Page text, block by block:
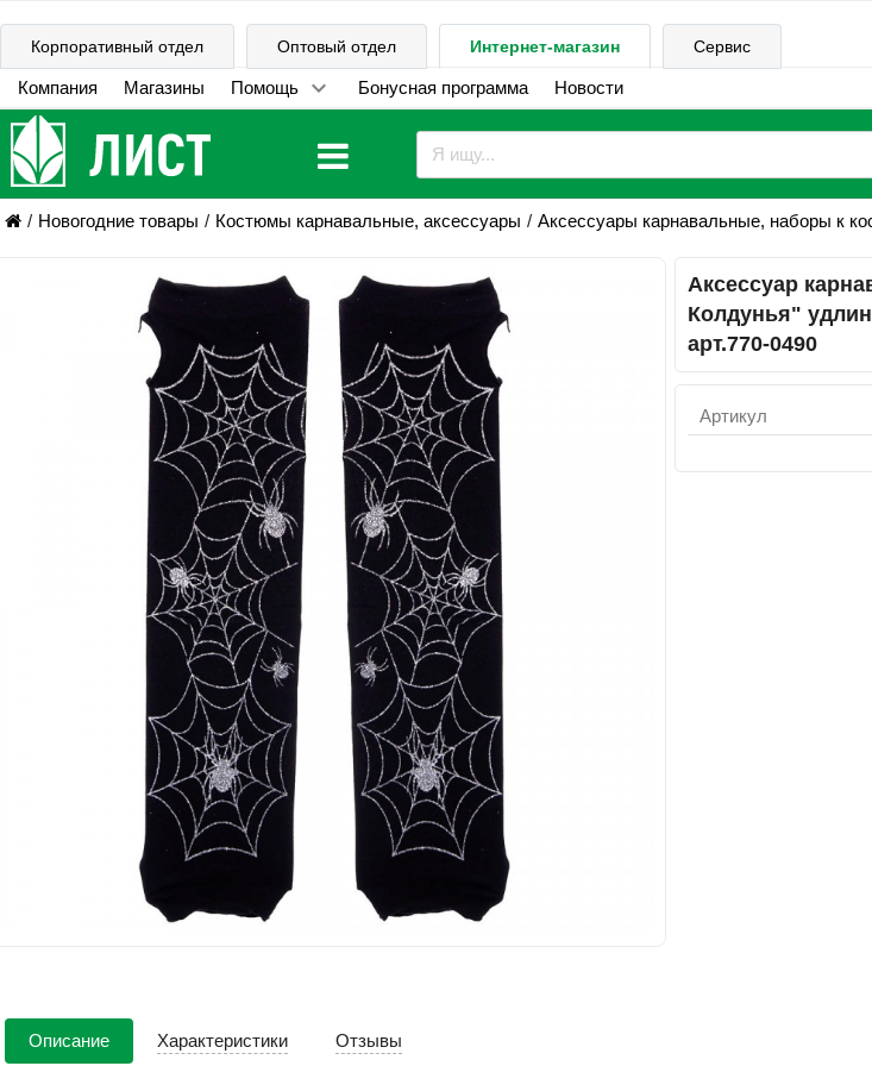
Корпоративный отдел Оптовый отдел Интернет-магазин Сервис
Компания Магазины Помощь Бонусная программа Новости
Новогодние товары Костюмы карнавальные, аксессуары Аксессуары карнавальные, наборы к
Аксессуар
Колдунья"
арт.770-0490
Артикул
Описание Характеристики Отзывы